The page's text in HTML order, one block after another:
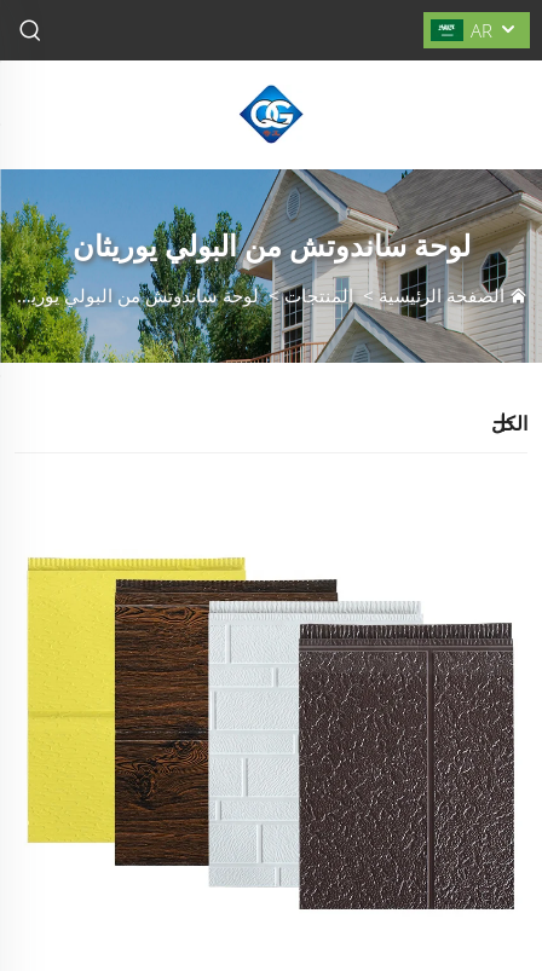
AR
لوحة ساندوتش من البولي يوريثان
الصفحة الرئيسية >المنتجات>لوحة ساندوتش من البولي يوريثان
الكل